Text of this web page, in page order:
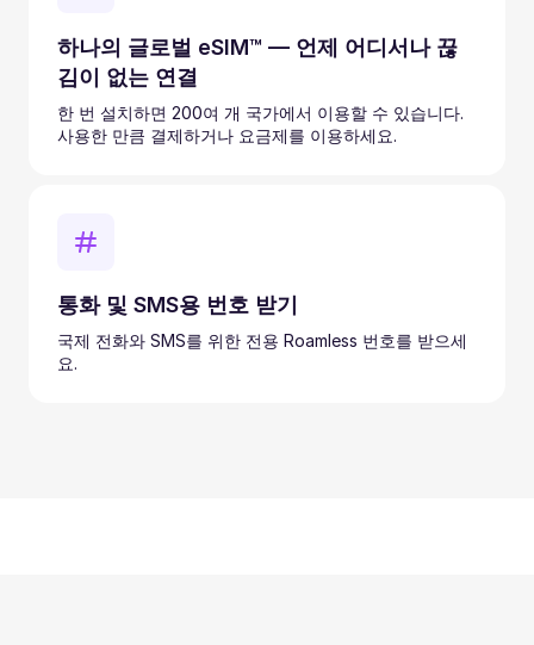
하나의 글로벌 eSIM™ — 언제 어디서나 끊
김이 없는 연결
한 번 설치하면 200여 개 국가에서 이용할 수 있습니다.
사용한 만큼 결제하거나 요금제를 이용하세요.
통화 및 SMS용 번호 받기
국제 전화와 SMS를 위한 전용 Roamless 번호를 받으세
요.